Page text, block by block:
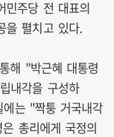
민주당 전 대표의
을 펼치고 있다.
해 "박근혜 대통령
내각을 구성하
는 "짝퉁 거국내각
총리에게 국정의